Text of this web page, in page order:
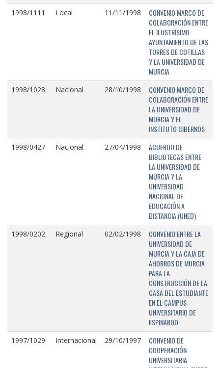
1998/1111 Local 11/11/1998
CONVENIO MARCO DE
COLABORACIÓN ENTRE
EL ILUSTRÍSIMO
AYUNTAMIENTO DE LAS
TORRES DE COTILLAS
Y LA UNIVERSIDAD DE
MURCIA
1998/1028 Nacional 28/10/1998
CONVENIO MARCO DE
COLABORACIÓN ENTRE
LA UNIVERSIDAD DE
MURCIA Y EL
INSTITUTO CIBERNOS
1998/0427 Nacional 27/04/1998
ACUERDO DE
BIBLIOTECAS ENTRE
LA UNIVERSIDAD DE
MURCIA Y LA
UNIVERSIDAD
NACIONAL DE
EDUCACIÓN A
DISTANCIA (UNED)
1998/0202 Regional 02/02/1998
CONVENIO ENTRE LA
UNIVERSIDAD DE
MURCIA Y LA CAJA DE
AHORROS DE MURCIA
PARA LA
CONSTRUCCIÓN DE LA
CASA DEL ESTUDIANTE
EN EL CAMPUS
UNIVERSITARIO DE
ESPINARDO
1997/1029 Internacional 29/10/1997
CONVENIO DE
COOPERACIÓN
UNIVERSITARIA